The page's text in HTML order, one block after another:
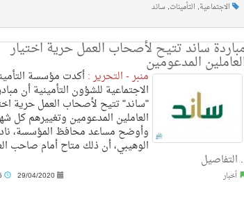
الاجتماعية, التأمينات, ساند
ساند تتيح لأصحاب العمل حرية اختيار
المدعومين
منبر - التحرير :أكدت مؤسسة
الاجتماعية للشؤون التأمينية أن
"ساند" تتيح لأصحاب العمل حرية
العاملين المدعومين وتغييرهم كل
وأوضح مساعد محافظ المؤسسة،
الوهيبي، أن ذلك متاح أمام صاحب
التفاصيل
أخبار 29/04/2020